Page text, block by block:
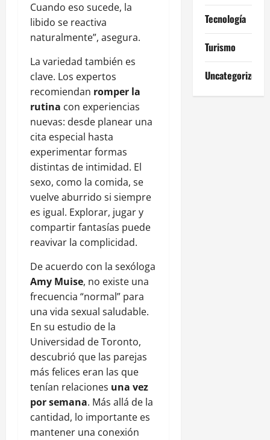
Cuando eso sucede, la
libido se reactiva
naturalmente”, asegura.
La variedad también es
clave. Los expertos
recomiendan romper la
rutina con experiencias
nuevas: desde planear una
cita especial hasta
experimentar formas
distintas de intimidad. El
sexo, como la comida, se
vuelve aburrido si siempre
es igual. Explorar, jugar y
compartir fantasías puede
reavivar la complicidad.
De acuerdo con la sexóloga
Amy Muise, no existe una
frecuencia “normal” para
una vida sexual saludable.
En su estudio de la
Universidad de Toronto,
descubrió que las parejas
más felices eran las que
tenían relaciones una vez
por semana. Más allá de la
cantidad, lo importante es
mantener una conexión
Tecnología
Turismo
Uncategorized